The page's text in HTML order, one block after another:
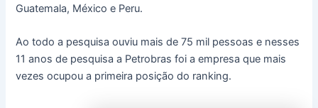
Guatemala, México e Peru.
Ao todo a pesquisa ouviu mais de 75 mil pessoas e nesses
11 anos de pesquisa a Petrobras foi a empresa que mais
vezes ocupou a primeira posição do ranking.